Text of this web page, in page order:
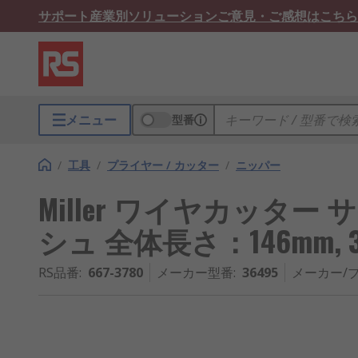
サポート産業別ソリューションご意見・ご感想はこちら
メニュー 型番
/ 工具 / プライヤー / カッター / ニッパー
Miller ワイヤカッター
シュ 全体長さ：146mm,
RS品番: 667-3780 メーカー型番: 36495 メーカー/